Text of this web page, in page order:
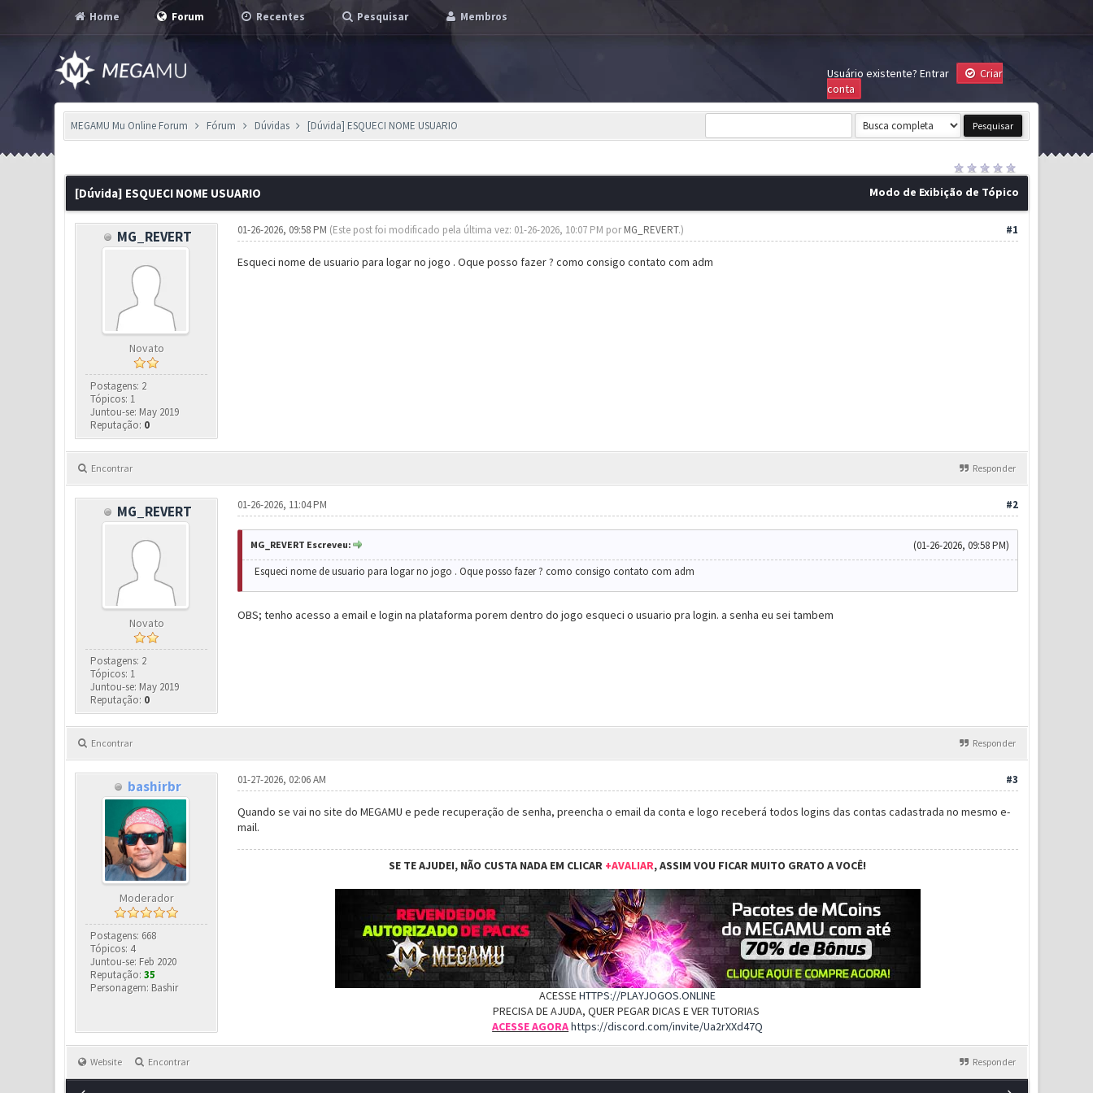
Home Forum Recentes Pesquisar Membros
Usuário existente? Entrar
Criar
conta
MEGAMU Mu Online Forum Fórum Dúvidas [Dúvida] ESQUECI NOME USUARIO
Modo de Exibição de Tópico
[Dúvida] ESQUECI NOME USUARIO
MG_REVERT
Novato
Postagens: 2
Tópicos: 1
Juntou-se: May 2019
Reputação: 0
#1
01-26-2026, 09:58 PM (Este post foi modificado pela última vez: 01-26-2026, 10:07 PM porMG_REVERT.)
Esqueci nome de usuario para logar no jogo . Oque posso fazer ? como consigo contato com adm
Encontrar Responder
MG_REVERT
Novato
Postagens: 2
Tópicos: 1
Juntou-se: May 2019
Reputação: 0
#2
01-26-2026, 11:04 PM
(01-26-2026, 09:58 PM)
MG_REVERT Escreveu:
Esqueci nome de usuario para logar no jogo . Oque posso fazer ? como consigo contato com adm
OBS; tenho acesso a email e login na plataforma porem dentro do jogo esqueci o usuario pra login. a senha eu sei tambem
Encontrar Responder
bashirbr
Moderador
Postagens: 668
Tópicos: 4
Juntou-se: Feb 2020
Reputação:35
Personagem: Bashir
#3
01-27-2026, 02:06 AM
Quando se vai no site do MEGAMU e pede recuperação de senha, preencha o email da conta e logo receberá todos logins das contas cadastrada no mesmo e-
mail.
SE TE AJUDEI, NÃO CUSTA NADA EM CLICAR +AVALIAR, ASSIM VOU FICAR MUITO GRATO A VOCÊ!
ACESSEHTTPS://PLAYJOGOS.ONLINE
PRECISA DE AJUDA, QUER PEGAR DICAS E VER TUTORIAS
ACESSE AGORAhttps://discord.com/invite/Ua2rXXd47Q
Website Encontrar Responder